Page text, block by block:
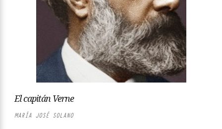
El capitán Verne
MARÍA JOSÉ SOLANO